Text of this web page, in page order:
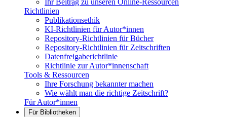
Ihr Beitrag zu unseren Online-Ressourcen
Richtlinien
Publikationsethik
KI-Richtlinien für Autor*innen
Repository-Richtlinien für Bücher
Repository-Richtlinien für Zeitschriften
Datenfreigaberichtlinie
Richtlinie zur Autor*innenschaft
Tools & Ressourcen
Ihre Forschung bekannter machen
Wie wählt man die richtige Zeitschrift?
Für Autor*innen
Für Bibliotheken